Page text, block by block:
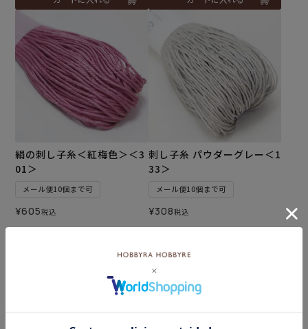
絹の刺し子糸＜紅梅色＞＜3
01＞
メール便10個まで可
¥605税込
刺し子糸 パウダーグレー＜1
33＞
メール便10個まで可
¥308税込
カートに入れる